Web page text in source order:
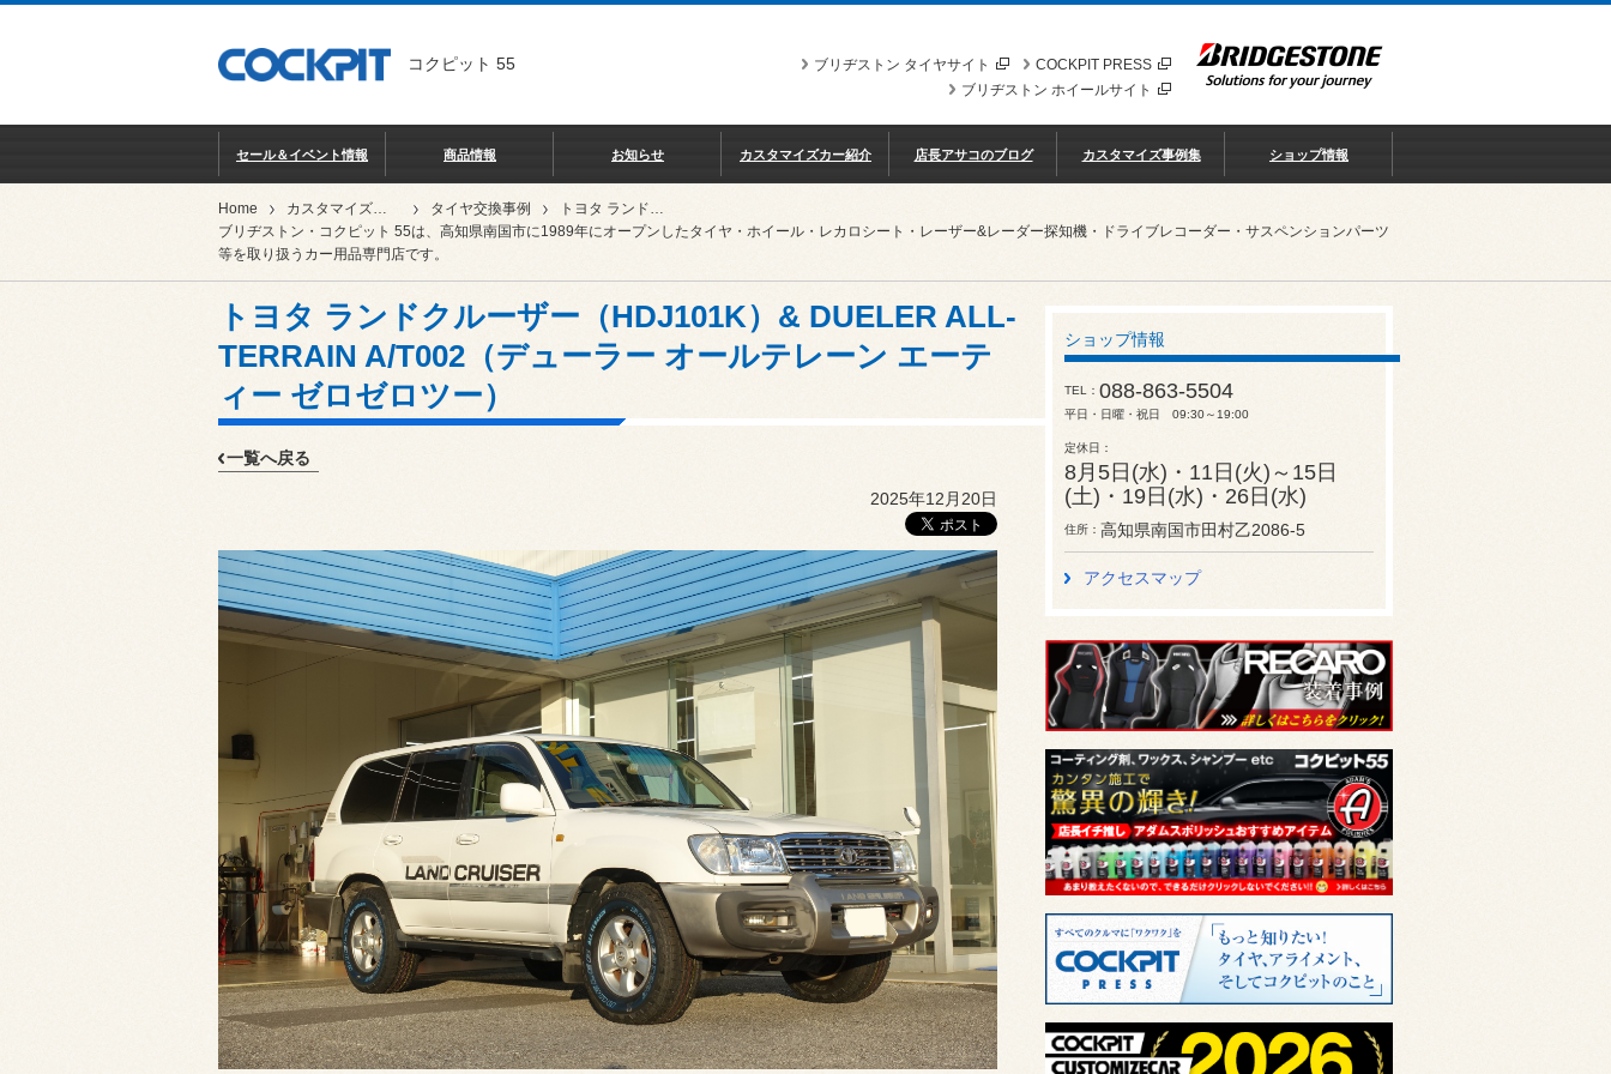
コクピット 55 COCKPIT PRESS
ブリヂストン タイヤサイト
ブリヂストン ホイールサイト
セール＆イベント情報 商品情報 お知らせ カスタマイズカー紹介 店長アサコのブログ カスタマイズ事例集 ショップ情報
Home カスタマイズ事例集 タイヤ交換事例
トヨタ ランドクルーザー（HDJ101K）& DUELER ALL-TERRAIN A/T002（デューラー オールテレーン エーティー ゼロゼロツー）
ブリヂストン・コクピット 55は、高知県南国市に1989年にオープンしたタイヤ・ホイール・レカロシート・レーザー&レーダー探知機・ドライブレコーダー・サスペンションパーツ
等を取り扱うカー用品専門店です。
トヨタ ランドクルーザー（HDJ101K）& DUELER ALL-
TERRAIN A/T002（デューラー オールテレーン エーテ
ィー ゼロゼロツー）
一覧へ戻る
2025年12月20日
ショップ情報
TEL 088-863-5504
平日・日曜・祝日 09:30～19:00
定休日
8月5日(水)・11日(火)～15日
(土)・19日(水)・26日(水)
住所 高知県南国市田村乙2086-5
アクセスマップ